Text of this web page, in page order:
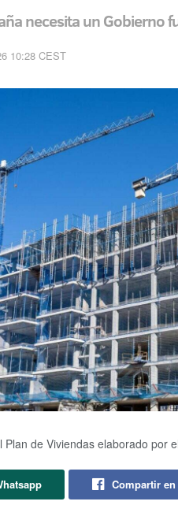
necesita un Gobierno
10:28 CEST
de Viviendas elaborado por
Compartir